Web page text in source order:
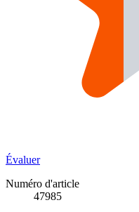
Évaluer
Numéro d'article
47985